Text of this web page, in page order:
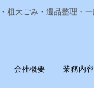
粗大ごみ・遺品整理・
会社概要 業務内容